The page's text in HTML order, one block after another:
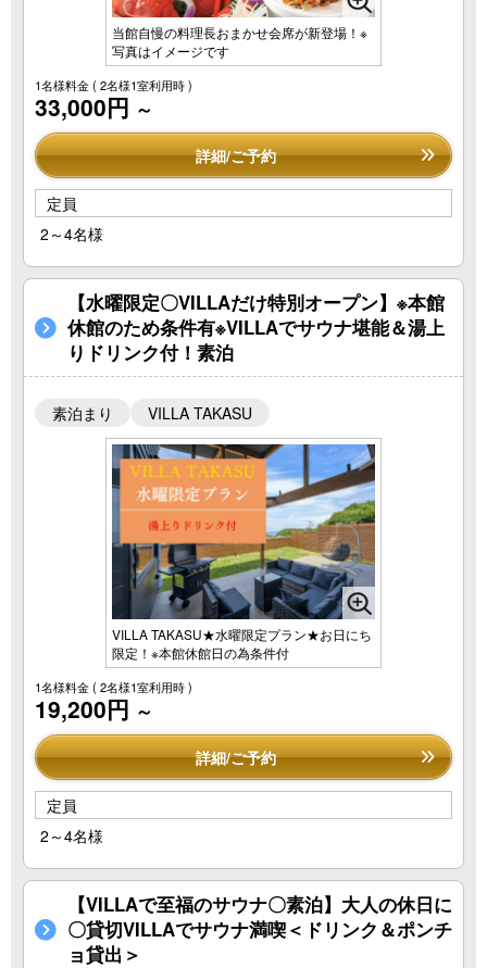
当館自慢の料理長おまかせ会席が新登場！※
写真はイメージです
1名様料金( 2名様1室利用時 )
33,000円 ～
詳細/ご予約
定員
2～4名様
【水曜限定〇VILLAだけ特別オープン】※本館
休館のため条件有※VILLAでサウナ堪能＆湯上
りドリンク付！素泊
素泊まり VILLA TAKASU
VILLA TAKASU★水曜限定プラン★お日にち
限定！※本館休館日の為条件付
1名様料金( 2名様1室利用時 )
19,200円 ～
詳細/ご予約
定員
2～4名様
【VILLAで至福のサウナ〇素泊】大人の休日に
〇貸切VILLAでサウナ満喫＜ドリンク＆ポンチ
ョ貸出＞